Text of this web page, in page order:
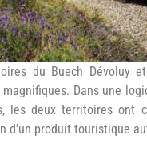
CCBD
du Buech Dévoluy
magnifiques. Dans une
les deux territoires ont
d’un produit touristique